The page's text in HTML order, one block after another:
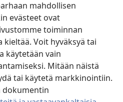
mahdollisen
evästeet ovat
toiminnan
Voit hyväksyä tai
käytetään vain
Mitään näistä
tai käytetä markkinointiin.
dokumentin
Juuri Antiokiassa
ohjauksessa
r
tuli profeettoja
heistä, nimeltään
hengen vaikutuksesta, että
suuri nälänhätä,
v